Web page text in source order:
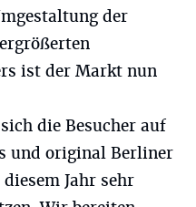
der
ist der Markt nun
die Besucher auf
und original Berliner
Jahr sehr